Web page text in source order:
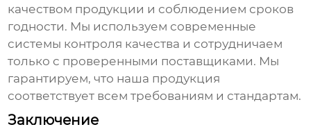
качеством продукции и соблюдением сроков
годности. Мы используем современные
системы контроля качества и сотрудничаем
только с проверенными поставщиками. Мы
гарантируем, что наша продукция
соответствует всем требованиям и стандартам.
Заключение